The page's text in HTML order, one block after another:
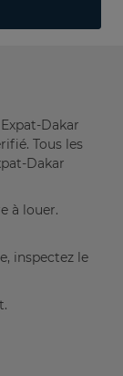
Dakar
Tous les
Dakar
à louer.
inspectez le